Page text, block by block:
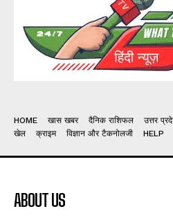
HOME खास खबर दैनिक राशिफल उत्तर
खेल
क्राइम विज्ञान और टैकनोलजी HELP
ABOUT US